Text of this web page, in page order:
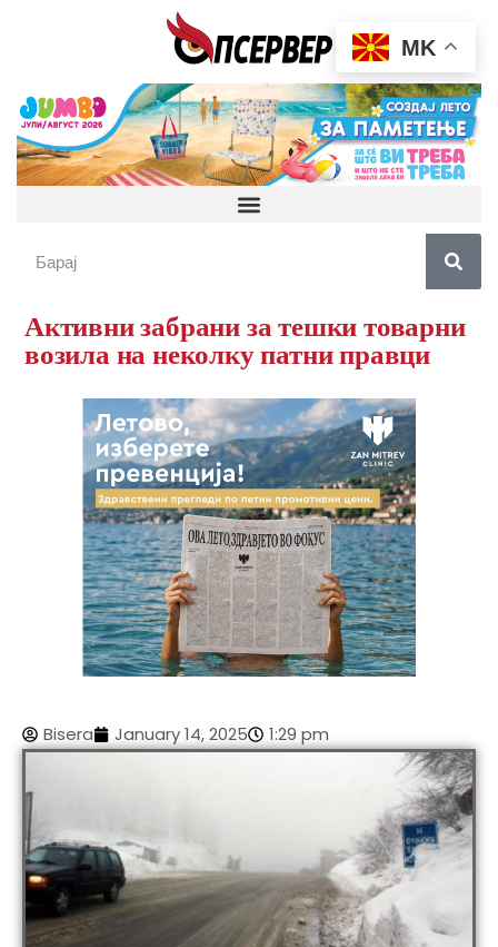
Активни забрани за тешки товарни
возила на неколку патни правци
Bisera January 14, 2025 1:29 pm
MK